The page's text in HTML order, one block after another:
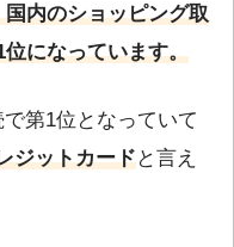
内のショッピング取
になっています。
第1位となっていて
ジットカードと言え